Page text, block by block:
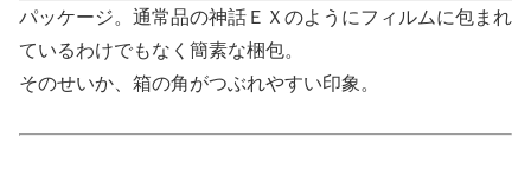
パッケージ。通常品の神話ＥＸのようにフィルムに包まれ
ているわけでもなく簡素な梱包。
そのせいか、箱の角がつぶれやすい印象。